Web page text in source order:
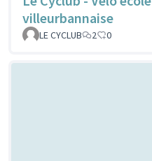
villeurbannaise
LE CYCLUB
2 0